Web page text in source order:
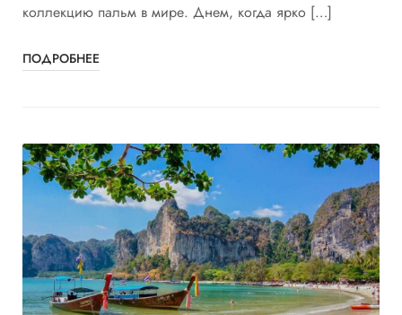
коллекцию пальм в мире. Днем, когда ярко […]
ПОДРОБНЕЕ